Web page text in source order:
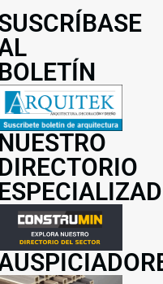
BOLETÍN
NUESTRO
DIRECTORIO